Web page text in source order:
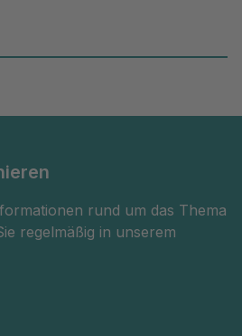
rund um das Thema
regelmäßig in unserem